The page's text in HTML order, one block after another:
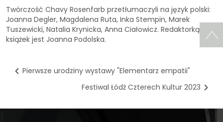
Twórczość Chavy Rosenfarb przetłumaczyli na język polski:
Joanna Degler, Magdalena Ruta, Inka Stempin, Marek
Tuszewicki, Natalia Krynicka, Anna Ciałowicz. Redaktorką
książek jest Joanna Podolska.
Pierwsze urodziny wystawy "Elementarz empatii"
Festiwal Łódź Czterech Kultur 2023